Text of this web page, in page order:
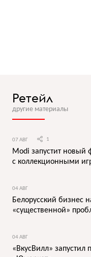
Ретейл
другие материалы
07 АВГ 1
Modi запустит новый
с коллекционными
04 АВГ
Белорусский бизнес
«существенной»
04 АВГ
«ВкусВилл»